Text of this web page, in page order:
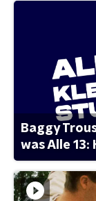
Baggy
was Alle